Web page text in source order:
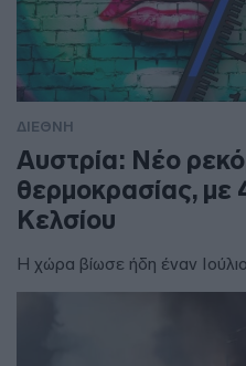
ΔΙΕΘΝΗ
Αυστρία: Νέο
θερμοκρασίας, με
Κελσίου
Η χώρα βίωσε ήδη έναν